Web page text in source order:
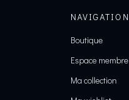
NAVIGATION
Boutique
Espace membre
Ma collection